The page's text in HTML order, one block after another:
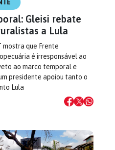
Gleisi rebate
a Lula
mostra que Frente
é irresponsável ao
ao marco temporal e
presidente apoiou tanto o
Lula